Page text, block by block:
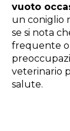
vuoto
un coniglio
se si nota
frequente o
veterinario
salute.